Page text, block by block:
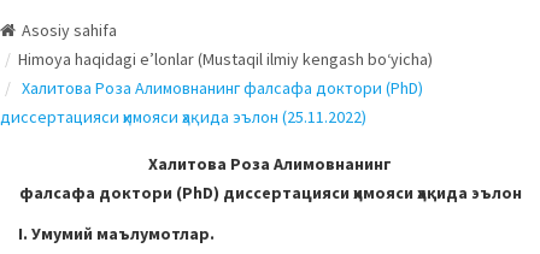
g
e
N
v
g
Asosiy sahifa
Himoya haqidagi e’lonlar (Mustaqil ilmiy kengash bo‘yicha)
Халитова Роза Алимовнанинг фалсафа доктори (PhD)
диссертацияси ҳимояси ҳақида эълон (25.11.2022)
Халитова Роза Алимовнанинг
фалсафа доктори (PhD) диссертацияси ҳимояси ҳақида эълон
I. Умумий маълумотлар.